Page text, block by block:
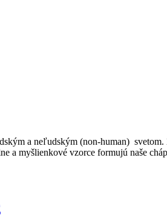
a neľudským (non-human) svetom.
a myšlienkové vzorce formujú naše